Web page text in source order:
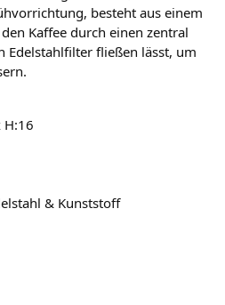
besteht aus einem
Kaffee durch einen zentral
Edelstahlfilter fließen lässt, um
H:16
& Kunststoff